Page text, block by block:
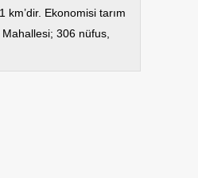
Ekonomisi tarım
306 nüfus,